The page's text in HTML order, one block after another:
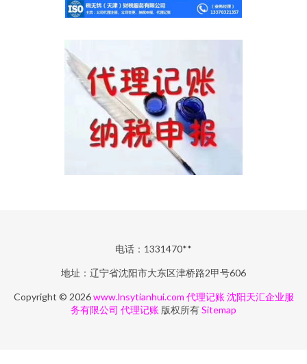
电话：1331470**
地址：辽宁省沈阳市大东区津桥路2甲号606
Copyright © 2026www.lnsytianhui.com 代理记账 沈阳天汇企业服
务有限公司 代理记账 版权所有Sitemap